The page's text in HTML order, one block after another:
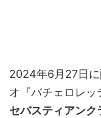
2024年6月27日
オ『バチェロレ
セバスティアンク